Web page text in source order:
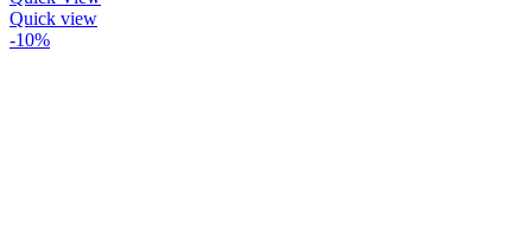
Quick view
-10%